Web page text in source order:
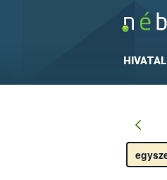
HIVATAL